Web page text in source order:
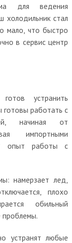
для ведения
холодильник стал
мало, что быстро
в сервис центр
устранить
готовы работать с
начиная от
импортными
опыт работы с
намерзает лед,
плохо
обильный
проблемы.
устранят любые